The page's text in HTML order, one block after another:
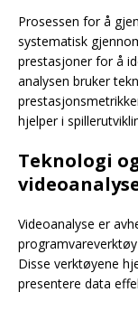
Prosessen for å
systematisk
prestasjoner for å
analysen bruker
hjelper i
Teknologi
Videoanalyse er
Disse verktøyene
presentere data